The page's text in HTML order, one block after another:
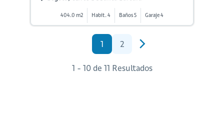
404.0 m2 Habit. 4 Baños 5 Garaje 4
1 2
1 - 10 de 11 Resultados